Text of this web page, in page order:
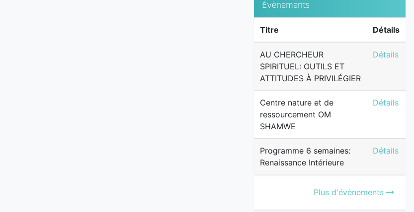
Évènements
Titre Détails
AU CHERCHEUR
SPIRITUEL: OUTILS ET
ATTITUDES À PRIVILÉGIER
AU
Détails
Centre nature et de
ressourcement OM
SHAMWE
Centre
Détails
Programme 6 semaines:
Renaissance Intérieure
Détails
Plus d'évènements